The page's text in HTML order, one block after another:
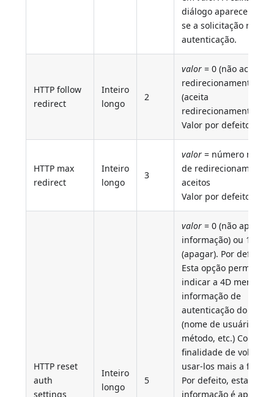
diálogo aparece
se a solicitação requer
autenticação.
HTTP follow
redirect
Inteiro
longo
2
valor = 0 (não aceita
redirecionamentos) o
(aceita
redirecionamentos).
Valor por defeito = 2
HTTP max
redirect
Inteiro
longo
3
valor = número
de redirecionamentos
aceitos
Valor por defeito = 2
HTTP reset
auth
settings
Inteiro
longo
5
valor = 0 (não apagar
informação) ou 1
(apagar). Por defeito:
Esta opção permite
indicar a 4D
informação de
autenticação do
(nome de usuário,
método, etc.) Com a
finalidade de voltar a
usar-los mais a frente.
Por defeito, esta
informação é apagada